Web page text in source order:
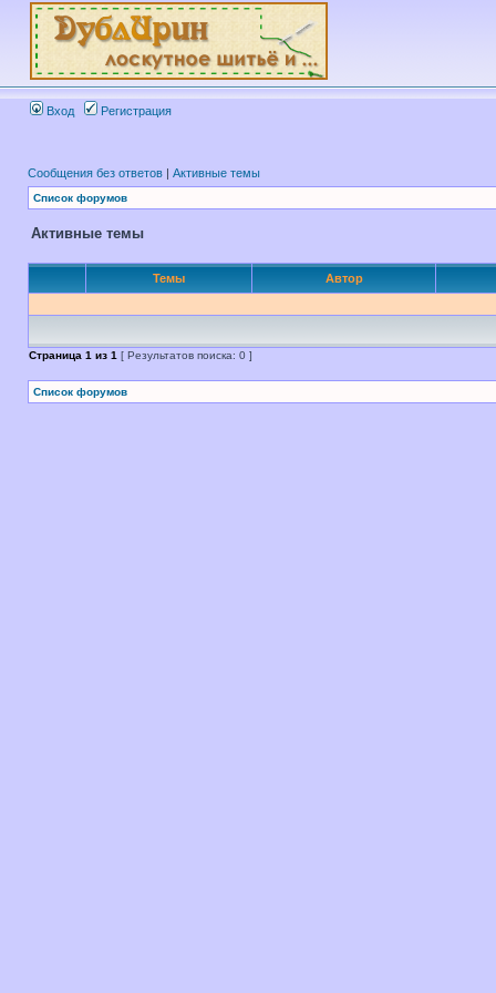
Вход Регистрация
Сообщения без ответов | Активные темы
Список форумов
Активные темы
Темы Автор
Страница 1 из 1 [ Результатов поиска: 0 ]
Список форумов